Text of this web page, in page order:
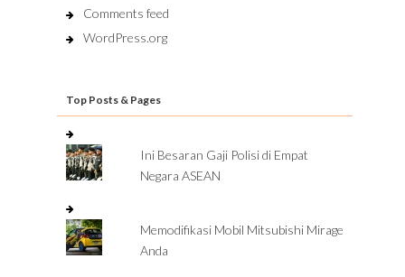
Comments feed
WordPress.org
Top Posts & Pages
Ini Besaran Gaji Polisi di Empat
Negara ASEAN
Memodifikasi Mobil Mitsubishi Mirage
Anda